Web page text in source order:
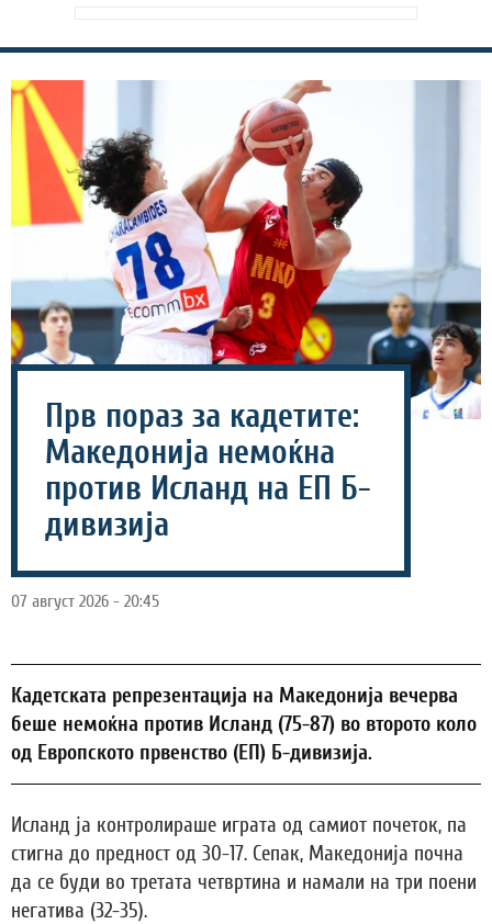
Прв пораз за кадетите:
Македонија немоќна
против Исланд на ЕП Б-
дивизија
07 август 2026 - 20:45
Кадетската репрезентација на Македонија вечерва
беше немоќна против Исланд (75-87) во второто коло
од Европското првенство (ЕП) Б-дивизија.
Исланд ја контролираше играта од самиот почеток, па
стигна до предност од 30-17. Сепак, Македонија почна
да се буди во третата четвртина и намали на три поени
негатива (32-35).